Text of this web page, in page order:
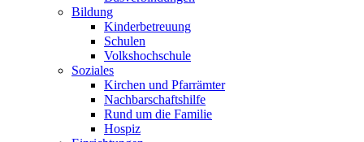
Bildung
Kinderbetreuung
Schulen
Volkshochschule
Soziales
Kirchen und Pfarrämter
Nachbarschaftshilfe
Rund um die Familie
Hospiz